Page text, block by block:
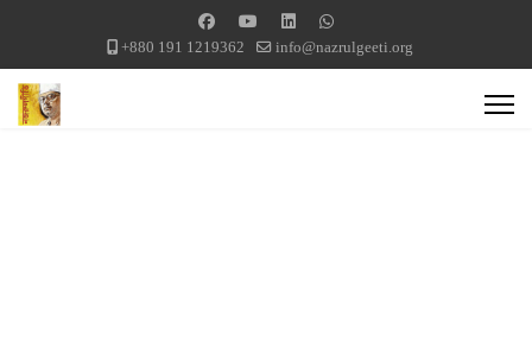
+880 191 1219362 info@nazrulgeeti.org